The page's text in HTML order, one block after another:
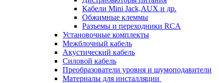
Кабели Mini Jack,AUX и др.
Обжимные клеммы
Разъемы и переходники RCA
Установочные комплекты
Межблочный кабель
Акустический кабель
Силовой кабель
Преобразователи уровня и шумоподавители
Материалы для инсталляции